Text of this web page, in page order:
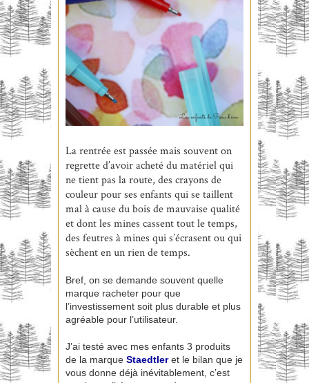
La rentrée est passée mais souvent on
regrette d’avoir acheté du matériel qui
ne tient pas la route, des crayons de
couleur pour ses enfants qui se taillent
mal à cause du bois de mauvaise qualité
et dont les mines cassent tout le temps,
des feutres à mines qui s’écrasent ou qui
sèchent en un rien de temps.
Bref, on se demande souvent quelle
marque racheter pour que
l’investissement soit plus durable et plus
agréable pour l’utilisateur.
J’ai testé avec mes enfants 3 produits
de la marque Staedtler et le bilan que je
vous donne déjà inévitablement, c’est